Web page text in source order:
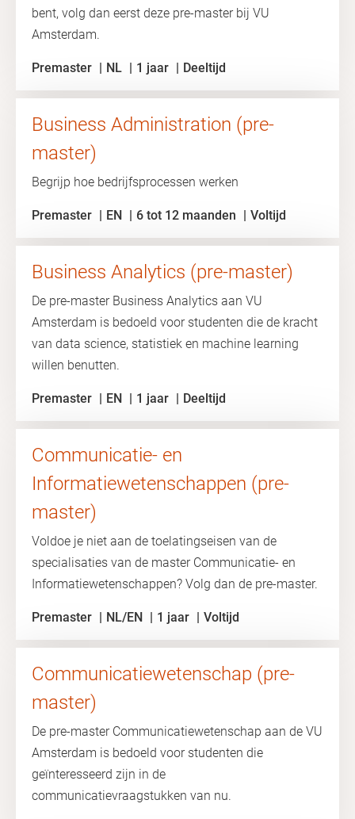
bent, volg dan eerst deze pre-master bij VU
Amsterdam.
Premaster NL 1 jaar Deeltijd
Business Administration (pre-
master)
Begrijp hoe bedrijfsprocessen werken
Premaster EN 6 tot 12 maanden Voltijd
Business Analytics (pre-master)
De pre-master Business Analytics aan VU
Amsterdam is bedoeld voor studenten die de kracht
van data science, statistiek en machine learning
willen benutten.
Premaster EN 1 jaar Deeltijd
Communicatie- en
Informatiewetenschappen (pre-
master)
Voldoe je niet aan de toelatingseisen van de
specialisaties van de master Communicatie- en
Informatiewetenschappen? Volg dan de pre-master.
Premaster NL/EN 1 jaar Voltijd
Communicatiewetenschap (pre-
master)
De pre-master Communicatiewetenschap aan de VU
Amsterdam is bedoeld voor studenten die
geïnteresseerd zijn in de
communicatievraagstukken van nu.